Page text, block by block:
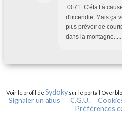
:0071: C'était à
d'incendie. Mais ça
plus prévoir de
dans la
Voir le profil deSydokysur le portail
Signaler un abus
C.G.U.
Préférences